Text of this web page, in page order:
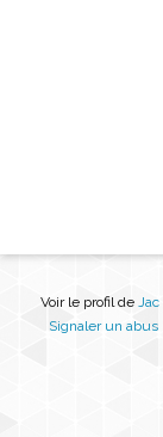
Voir le profil de Jac
Signaler un abus